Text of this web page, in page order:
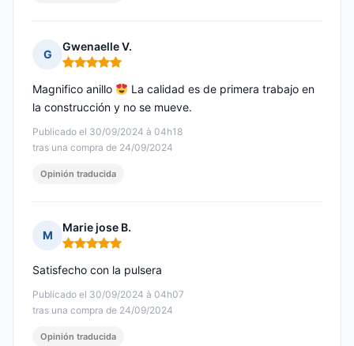
G
Gwenaelle V.
Nota: 5 de 5
Publicado el 30/09/2024 à 04h18
tras una compra de 24/09/2024
Magnifico anillo
La calidad es de primera trabajo en
la construcción y no se mueve.
Opinión traducida
M
Marie jose B.
Nota: 5 de 5
Publicado el 30/09/2024 à 04h07
tras una compra de 24/09/2024
Satisfecho con la pulsera
Opinión traducida